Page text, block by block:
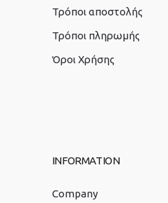
Τρόποι αποστολής
Τρόποι πληρωμής
Όροι Χρήσης
INFORMATION
Company